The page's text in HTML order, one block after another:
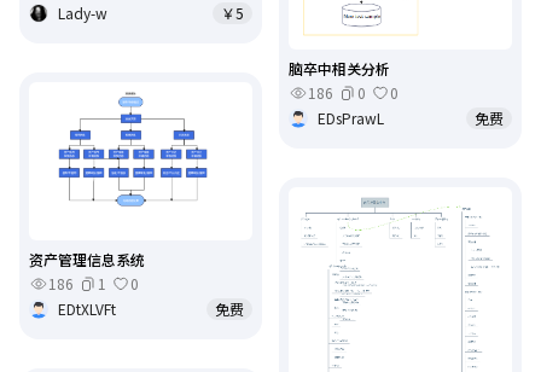
Lady-w
￥5
脑卒中相关分析
186
0
0
EDsPrawL
免费
资产管理信息系统
186
1
0
EDtXLVFt
免费